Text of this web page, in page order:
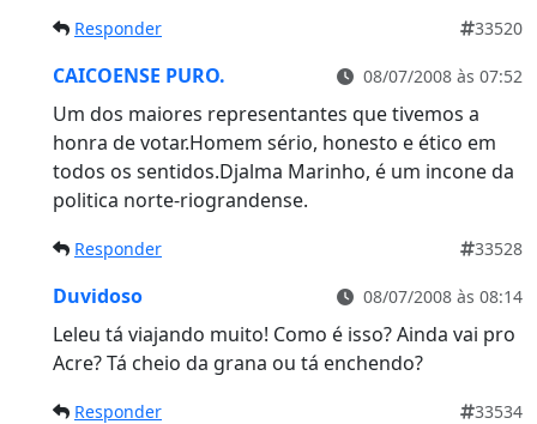
Responder 33520
CAICOENSE PURO. 08/07/2008 às 07:52
Um dos maiores representantes que tivemos a
honra de votar.Homem sério, honesto e ético em
todos os sentidos.Djalma Marinho, é um incone da
politica norte-riograndense.
Responder 33528
Duvidoso 08/07/2008 às 08:14
Leleu tá viajando muito! Como é isso? Ainda vai pro
Acre? Tá cheio da grana ou tá enchendo?
Responder 33534